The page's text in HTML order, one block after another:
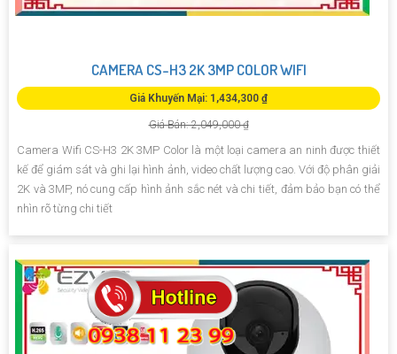
CAMERA CS-H3 2K 3MP COLOR WIFI
Giá Khuyến Mại: 1,434,300 ₫
Giá Bán: 2,049,000 ₫
Camera Wifi CS-H3 2K 3MP Color là một loại camera an ninh được thiết
kế để giám sát và ghi lại hình ảnh, video chất lượng cao. Với độ phân giải
2K và 3MP, nó cung cấp hình ảnh sắc nét và chi tiết, đảm bảo bạn có thể
nhìn rõ từng chi tiết